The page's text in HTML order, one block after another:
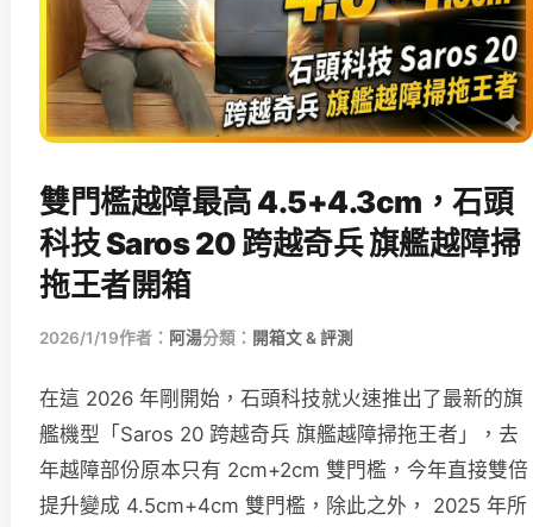
雙門檻越障最高 4.5+4.3cm，石頭
科技 Saros 20 跨越奇兵 旗艦越障掃
拖王者開箱
2026/1/19作者： 阿湯分類： 開箱文 & 評測
在這 2026 年剛開始，石頭科技就火速推出了最新的旗
艦機型「Saros 20 跨越奇兵 旗艦越障掃拖王者」，去
年越障部份原本只有 2cm+2cm 雙門檻，今年直接雙倍
提升變成 4.5cm+4cm 雙門檻，除此之外， 2025 年所